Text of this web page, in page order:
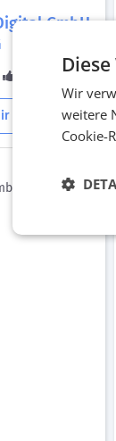
GmbH
0 Gefällt
Wir
weitere
Cookie-